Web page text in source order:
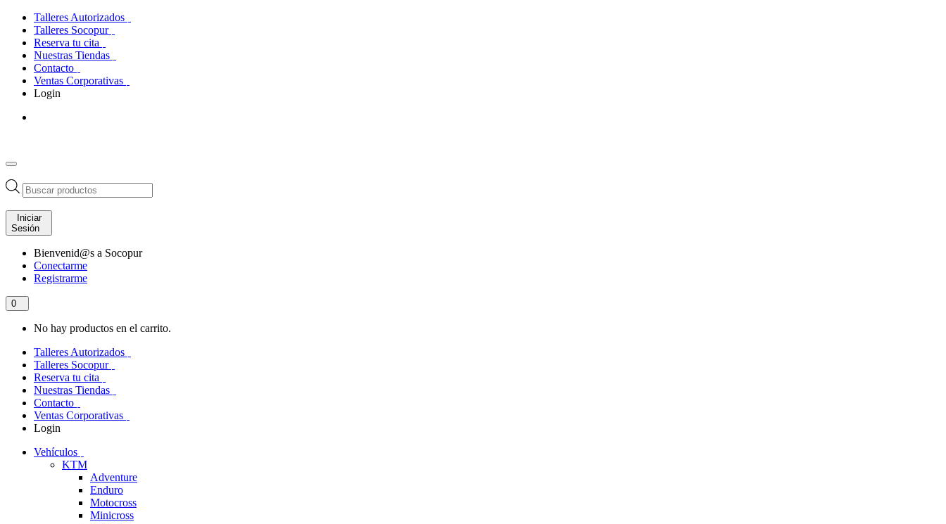
Talleres Autorizados
Talleres Socopur
Reserva tu cita
Nuestras Tiendas
Contacto
Ventas Corporativas
Login
Búsqueda
de
productos
Iniciar
Sesión
Bienvenid@s a Socopur
Conectarme
Registrarme
0
No hay productos en el carrito.
Talleres Autorizados
Talleres Socopur
Reserva tu cita
Nuestras Tiendas
Contacto
Ventas Corporativas
Login
Vehículos
KTM
Adventure
Enduro
Motocross
Minicross